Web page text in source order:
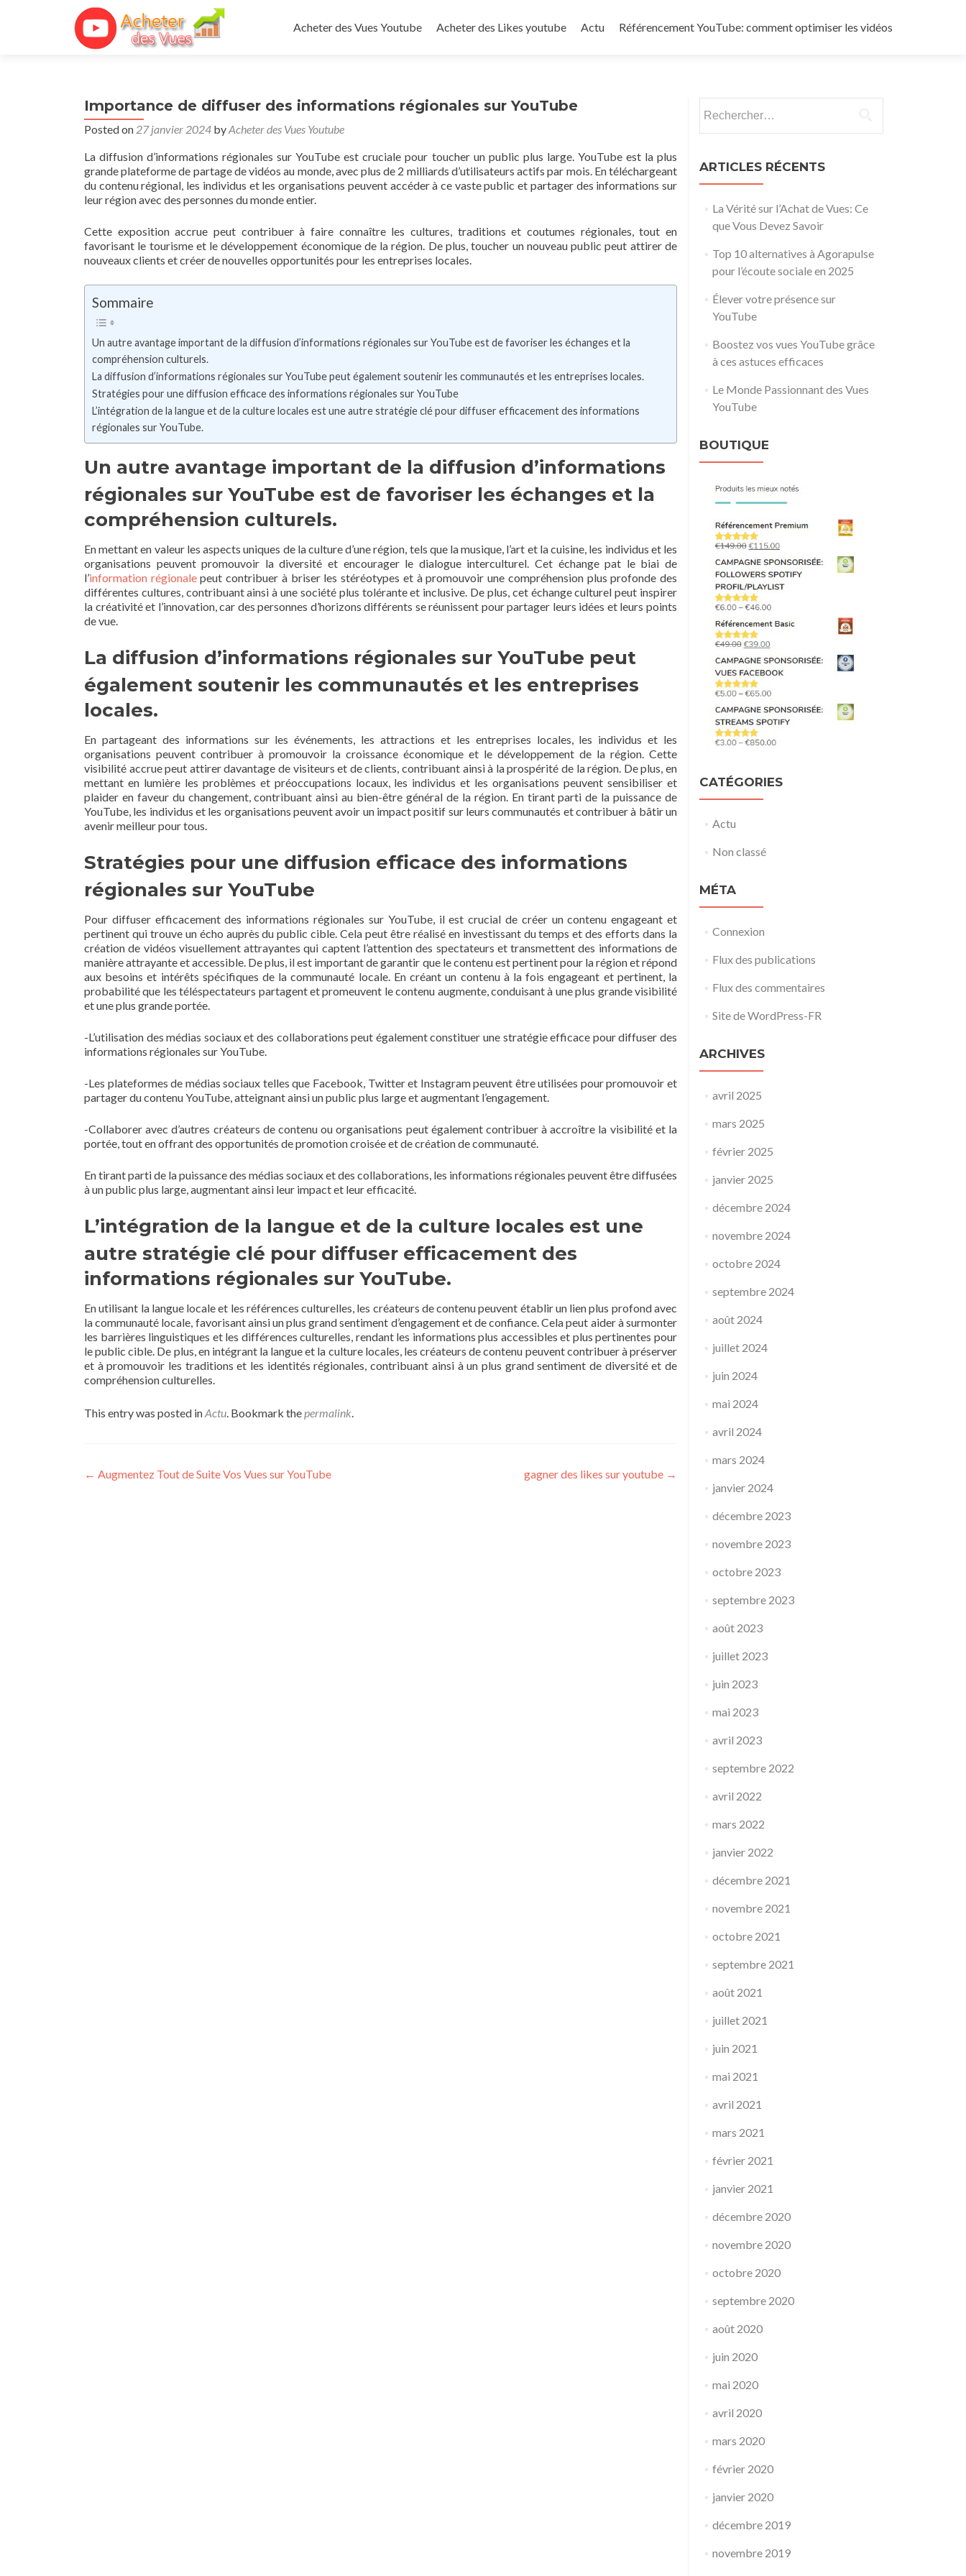
Acheter des Vues Youtube
Acheter des Likes youtube Actu Référencement YouTube: comment optimiser les vidéos
Importance de diffuser des informations régionales sur YouTube
Posted on 27 janvier 2024 byAcheter des Vues Youtube
La diffusion d’informations régionales sur YouTube est cruciale pour toucher un public plus large. YouTube est la plus
grande plateforme de partage de vidéos au monde, avec plus de 2 milliards d’utilisateurs actifs par mois. En téléchargeant
du contenu régional, les individus et les organisations peuvent accéder à ce vaste public et partager des informations sur
leur région avec des personnes du monde entier.
Cette exposition accrue peut contribuer à faire connaître les cultures, traditions et coutumes régionales, tout en
favorisant le tourisme et le développement économique de la région. De plus, toucher un nouveau public peut attirer de
nouveaux clients et créer de nouvelles opportunités pour les entreprises locales.
Sommaire
Un autre avantage important de la diffusion d’informations régionales sur YouTube est de favoriser les échanges et la
compréhension culturels.
La diffusion d’informations régionales sur YouTube peut également soutenir les communautés et les entreprises locales.
Stratégies pour une diffusion efficace des informations régionales sur YouTube
L’intégration de la langue et de la culture locales est une autre stratégie clé pour diffuser efficacement des informations
régionales sur YouTube.
Un autre avantage important de la diffusion d’informations
régionales sur YouTube est de favoriser les échanges et la
compréhension culturels.
En mettant en valeur les aspects uniques de la culture d’une région, tels que la musique, l’art et la cuisine, les individus et les
organisations peuvent promouvoir la diversité et encourager le dialogue interculturel. Cet échange pat le biai de
l’information régionalepeut contribuer à briser les stéréotypes et à promouvoir une compréhension plus profonde des
différentes cultures, contribuant ainsi à une société plus tolérante et inclusive. De plus, cet échange culturel peut inspirer
la créativité et l’innovation, car des personnes d’horizons différents se réunissent pour partager leurs idées et leurs points
de vue.
La diffusion d’informations régionales sur YouTube peut
également soutenir les communautés et les entreprises
locales.
En partageant des informations sur les événements, les attractions et les entreprises locales, les individus et les
organisations peuvent contribuer à promouvoir la croissance économique et le développement de la région. Cette
visibilité accrue peut attirer davantage de visiteurs et de clients, contribuant ainsi à la prospérité de la région. De plus, en
mettant en lumière les problèmes et préoccupations locaux, les individus et les organisations peuvent sensibiliser et
plaider en faveur du changement, contribuant ainsi au bien-être général de la région. En tirant parti de la puissance de
YouTube, les individus et les organisations peuvent avoir un impact positif sur leurs communautés et contribuer à bâtir un
avenir meilleur pour tous.
Stratégies pour une diffusion efficace des informations
régionales sur YouTube
Pour diffuser efficacement des informations régionales sur YouTube, il est crucial de créer un contenu engageant et
pertinent qui trouve un écho auprès du public cible. Cela peut être réalisé en investissant du temps et des efforts dans la
création de vidéos visuellement attrayantes qui captent l’attention des spectateurs et transmettent des informations de
manière attrayante et accessible. De plus, il est important de garantir que le contenu est pertinent pour la région et répond
aux besoins et intérêts spécifiques de la communauté locale. En créant un contenu à la fois engageant et pertinent, la
probabilité que les téléspectateurs partagent et promeuvent le contenu augmente, conduisant à une plus grande visibilité
et une plus grande portée.
-L’utilisation des médias sociaux et des collaborations peut également constituer une stratégie efficace pour diffuser des
informations régionales sur YouTube.
-Les plateformes de médias sociaux telles que Facebook, Twitter et Instagram peuvent être utilisées pour promouvoir et
partager du contenu YouTube, atteignant ainsi un public plus large et augmentant l’engagement.
-Collaborer avec d’autres créateurs de contenu ou organisations peut également contribuer à accroître la visibilité et la
portée, tout en offrant des opportunités de promotion croisée et de création de communauté.
En tirant parti de la puissance des médias sociaux et des collaborations, les informations régionales peuvent être diffusées
à un public plus large, augmentant ainsi leur impact et leur efficacité.
L’intégration de la langue et de la culture locales est une
autre stratégie clé pour diffuser efficacement des
informations régionales sur YouTube.
En utilisant la langue locale et les références culturelles, les créateurs de contenu peuvent établir un lien plus profond avec
la communauté locale, favorisant ainsi un plus grand sentiment d’engagement et de confiance. Cela peut aider à surmonter
les barrières linguistiques et les différences culturelles, rendant les informations plus accessibles et plus pertinentes pour
le public cible. De plus, en intégrant la langue et la culture locales, les créateurs de contenu peuvent contribuer à préserver
et à promouvoir les traditions et les identités régionales, contribuant ainsi à un plus grand sentiment de diversité et de
compréhension culturelles.
This entry was posted inActu. Bookmark thepermalink.
Post navigation
← Augmentez Tout de Suite Vos Vues sur YouTube gagner des likes sur youtube →
ARTICLES RÉCENTS
La Vérité sur l’Achat de Vues: Ce
que Vous Devez Savoir
Top 10 alternatives à Agorapulse
pour l’écoute sociale en 2025
Élever votre présence sur
YouTube
Boostez vos vues YouTube grâce
à ces astuces efficaces
Le Monde Passionnant des Vues
YouTube
BOUTIQUE
CATÉGORIES
Actu
Non classé
MÉTA
Connexion
Flux des publications
Flux des commentaires
Site de WordPress-FR
ARCHIVES
avril 2025
mars 2025
février 2025
janvier 2025
décembre 2024
novembre 2024
octobre 2024
septembre 2024
août 2024
juillet 2024
juin 2024
mai 2024
avril 2024
mars 2024
janvier 2024
décembre 2023
novembre 2023
octobre 2023
septembre 2023
août 2023
juillet 2023
juin 2023
mai 2023
avril 2023
septembre 2022
avril 2022
mars 2022
janvier 2022
décembre 2021
novembre 2021
octobre 2021
septembre 2021
août 2021
juillet 2021
juin 2021
mai 2021
avril 2021
mars 2021
février 2021
janvier 2021
décembre 2020
novembre 2020
octobre 2020
septembre 2020
août 2020
juin 2020
mai 2020
avril 2020
mars 2020
février 2020
janvier 2020
décembre 2019
novembre 2019